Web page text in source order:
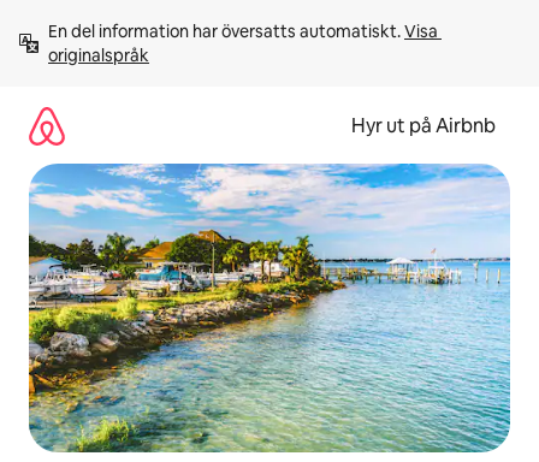
innehåll
En del information har översatts automatiskt. Visa
originalspråk
Hyr ut på Airbnb